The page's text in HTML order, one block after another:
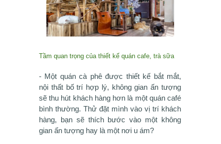
Tầm quan trọng của thiết kế quán cafe, trà sữa
- Một quán cà phê được thiết kế bắt mắt,
nội thất bố trí hợp lý, không gian ấn tượng
sẽ thu hút khách hàng hơn là một quán café
bình thường. Thử đặt mình vào vị trí khách
hàng, bạn sẽ thích bước vào một không
gian ấn tượng hay là một nơi u ám?